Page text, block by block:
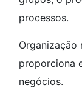
processos.
Organização
proporciona
negócios.